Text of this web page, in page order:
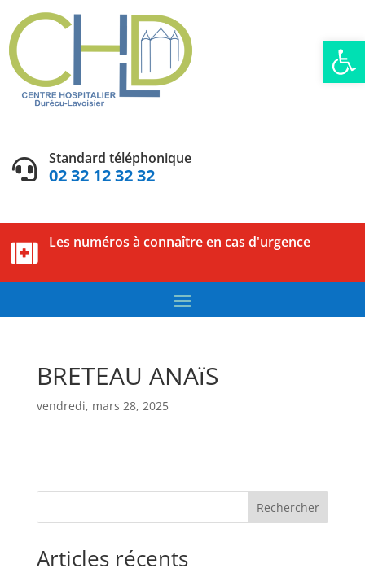
Ouvrir
 Standard téléphonique
02 32 12 32 32
 Les numéros à connaître en cas d'urgence
BRETEAU ANAïS
vendredi, mars 28, 2025
Rechercher
Articles récents